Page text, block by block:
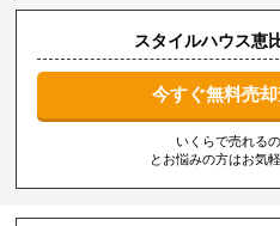
スタイルハウス恵
今すぐ無料売
いくらで売れる
とお悩みの方はお気